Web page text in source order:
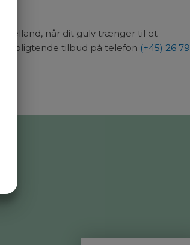
når dit gulv trænger til et
tilbud på telefon (+45) 26 79